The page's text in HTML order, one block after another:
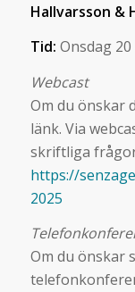
Hallvarsson &
Tid: Onsdag
Webcast
Om du önskar
länk. Via
skriftliga
https://
2025
Om du önskar